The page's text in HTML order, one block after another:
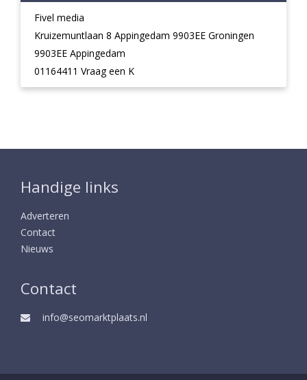
Fivel media
Kruizemuntlaan 8 Appingedam 9903EE Groningen
9903EE Appingedam
01164411 Vraag een K
Handige links
Adverteren
Contact
Nieuws
Contact
info@seomarktplaats.nl